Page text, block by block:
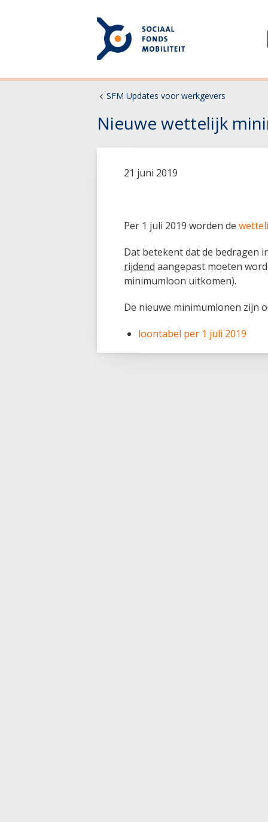
SFM Updates voor werkgevers
Nieuwe wettelijk
21 juni 2019
Per 1 juli 2019 worden de
Dat betekent dat de bedragen
rijdend aangepast moeten
minimumloon uitkomen).
De nieuwe minimumlonen zijn
loontabel per 1 juli 2019